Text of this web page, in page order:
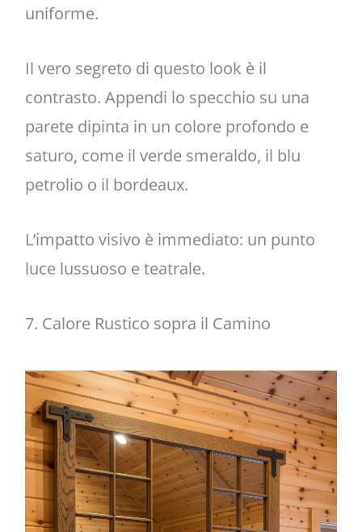
uniforme.
Il vero segreto di questo look è il
contrasto. Appendi lo specchio su una
parete dipinta in un colore profondo e
saturo, come il verde smeraldo, il blu
petrolio o il bordeaux.
L’impatto visivo è immediato: un punto
luce lussuoso e teatrale.
7. Calore Rustico sopra il Camino